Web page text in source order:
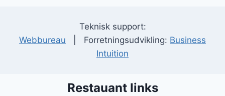
Teknisk support:
Webbureau | Forretningsudvikling: Business
Intuition
Restauant links